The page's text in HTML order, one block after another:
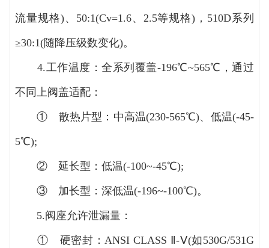
流量规格)、50:1(Cv=1.6、2.5等规格)，510D系列
≥30:1(随降压级数变化)。
4.工作温度：全系列覆盖-196℃~565℃，通过
不同上阀盖适配：
① 散热片型：中高温(230-565℃)、低温(-45-
5℃);
② 延长型：低温(-100~-45℃);
③ 加长型：深低温(-196~-100℃)。
5.阀座允许泄漏量：
① 硬密封：ANSI CLASS Ⅱ-Ⅴ(如530G/531G